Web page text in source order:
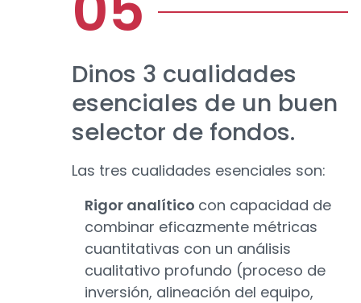
Dinos 3 cualidades
esenciales de un buen
selector de fondos.
Las tres cualidades esenciales son:
Rigor analítico con capacidad de
combinar eficazmente métricas
cuantitativas con un análisis
cualitativo profundo (proceso de
inversión, alineación del equipo,